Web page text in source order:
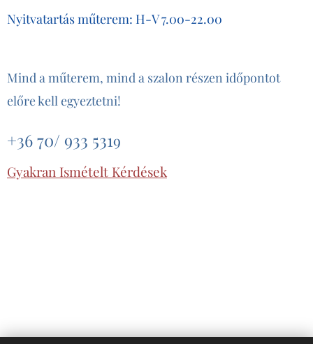
Nyitvatartás műterem: H-V 7.00-22.00
Mind a műterem, mind a szalon részen időpontot
előre kell egyeztetni!
+36 70/ 933 5319
Gyakran Ismételt Kérdések